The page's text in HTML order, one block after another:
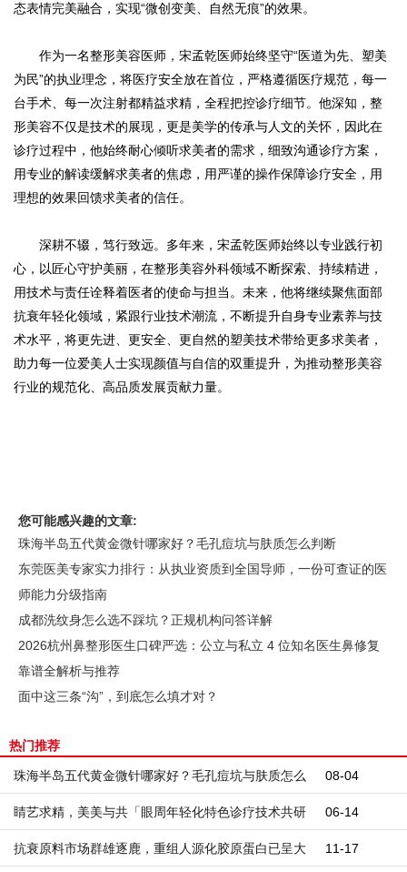
态表情完美融合，实现“微创变美、自然无痕”的效果。
作为一名整形美容医师，宋孟乾医师始终坚守“医道为先、塑美
为民”的执业理念，将医疗安全放在首位，严格遵循医疗规范，每一
台手术、每一次注射都精益求精，全程把控诊疗细节。他深知，整
形美容不仅是技术的展现，更是美学的传承与人文的关怀，因此在
诊疗过程中，他始终耐心倾听求美者的需求，细致沟通诊疗方案，
用专业的解读缓解求美者的焦虑，用严谨的操作保障诊疗安全，用
理想的效果回馈求美者的信任。
深耕不辍，笃行致远。多年来，宋孟乾医师始终以专业践行初
心，以匠心守护美丽，在整形美容外科领域不断探索、持续精进，
用技术与责任诠释着医者的使命与担当。未来，他将继续聚焦面部
抗衰年轻化领域，紧跟行业技术潮流，不断提升自身专业素养与技
术水平，将更先进、更安全、更自然的塑美技术带给更多求美者，
助力每一位爱美人士实现颜值与自信的双重提升，为推动整形美容
行业的规范化、高品质发展贡献力量。
您可能感兴趣的文章:
珠海半岛五代黄金微针哪家好？毛孔痘坑与肤质怎么判断
东莞医美专家实力排行：从执业资质到全国导师，一份可查证的医
师能力分级指南
成都洗纹身怎么选不踩坑？正规机构问答详解
2026杭州鼻整形医生口碑严选：公立与私立 4 位知名医生鼻修复
靠谱全解析与推荐
面中这三条“沟”，到底怎么填才对？
热门推荐
08-04
珠海半岛五代黄金微针哪家好？毛孔痘坑与肤质怎么
判断 06-14
睛艺求精，美美与共「眼周年轻化特色诊疗技术共研
中心」授牌落成仪式 11-17
抗衰原料市场群雄逐鹿，重组人源化胶原蛋白已呈大